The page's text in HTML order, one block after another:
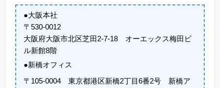
●大阪本社
〒530-0012
大阪府大阪市北区芝田2-7-18 オーエックス梅田ビ
ル新館8階
●新橋オフィス
〒105-0004 東京都港区新橋2丁目6番2号 新橋ア